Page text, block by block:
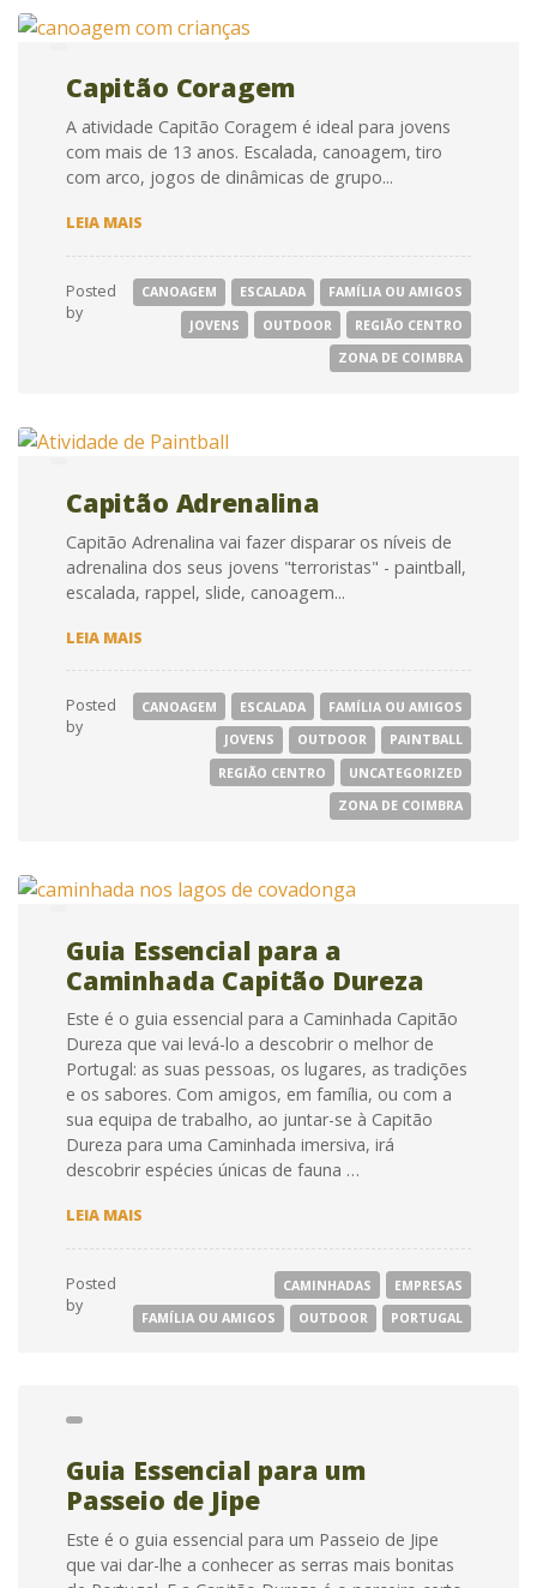
Capitão Coragem
A atividade Capitão Coragem é ideal para jovens
com mais de 13 anos. Escalada, canoagem, tiro
com arco, jogos de dinâmicas de grupo...
LEIA MAIS
Posted
by
CANOAGEM ESCALADA
FAMÍLIA OU AMIGOS
JOVENS
OUTDOOR
REGIÃO CENTRO
ZONA DE COIMBRA
Capitão Adrenalina
Capitão Adrenalina vai fazer disparar os níveis de
adrenalina dos seus jovens "terroristas" - paintball,
escalada, rappel, slide, canoagem...
LEIA MAIS
Posted
by
CANOAGEM ESCALADA
FAMÍLIA OU AMIGOS
JOVENS
OUTDOOR
PAINTBALL
REGIÃO CENTRO
UNCATEGORIZED
ZONA DE COIMBRA
Guia Essencial para a
Caminhada Capitão Dureza
Este é o guia essencial para a Caminhada Capitão
Dureza que vai levá-lo a descobrir o melhor de
Portugal: as suas pessoas, os lugares, as tradições
e os sabores. Com amigos, em família, ou com a
sua equipa de trabalho, ao juntar-se à Capitão
Dureza para uma Caminhada imersiva, irá
descobrir espécies únicas de fauna …
LEIA MAIS
PARA
CAPITÃO
Posted
by
CAMINHADAS
EMPRESAS
FAMÍLIA OU AMIGOS
OUTDOOR PORTUGAL
Guia Essencial para um
Passeio de Jipe
Este é o guia essencial para um Passeio de Jipe
que vai dar-lhe a conhecer as serras mais bonitas